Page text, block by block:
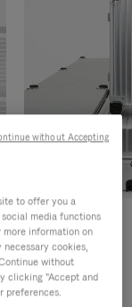
Shopper
ENTDECKEN
to offer you a
media functions
more information on
cookies,
without
clicking "Accept and
preferences.
without Accepting